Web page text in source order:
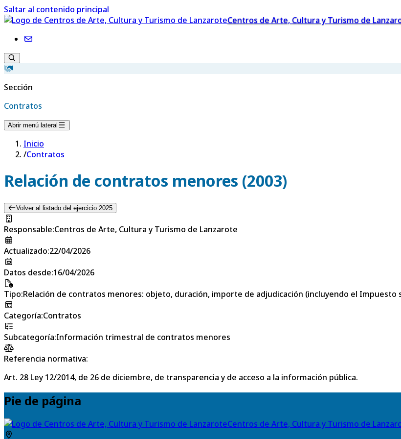
Saltar al contenido principal
Centros de Arte, Cultura y Turismo de
Sección
Contratos
Abrir menú lateral
Inicio
/Contratos
Relación de contratos menores (2003)
Volver al listado del ejercicio 2025
Responsable:Centros de Arte, Cultura y Turismo de Lanzarote
Actualizado:22/04/2026
Datos desde:16/04/2026
Tipo:Relación de contratos menores: objeto, duración, importe de adjudicación (incluyendo el
Categoría:Contratos
Subcategoría:Información trimestral de contratos menores
Referencia normativa:
Art. 28 Ley 12/2014, de 26 de diciembre, de transparencia y de acceso a la información pública.
Pie de página
Centros de Arte, Cultura y Turismo de